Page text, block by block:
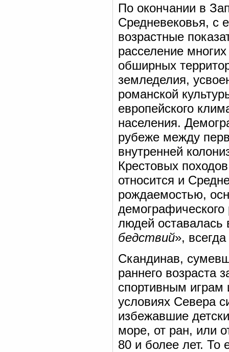
По окончании в
Средневековья, с
возрастные
расселение
обширных
земледелия,
романской
европейского
населения.
рубеже между
внутренней
Крестовых
относится и
рождаемостью,
людей оставалась
бедствий»,
Скандинав,
раннего возраста
спортивным играм
условиях Севера
избежавшие
море, от ран, или
80 и более лет. То